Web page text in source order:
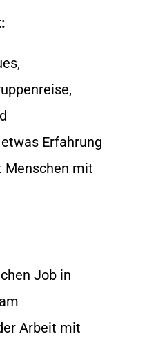
Erfahrung
Menschen mit
Job in
Arbeit mit